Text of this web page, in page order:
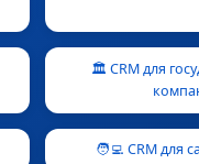
🏛️ CRM для
🧑‍💻 CRM для